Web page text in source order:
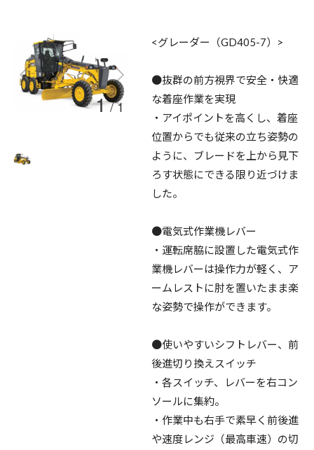
1/1
<グレーダー（GD405-7）>
●抜群の前方視界で安全・快適
な着座作業を実現
・アイポイントを高くし、着座
位置からでも従来の立ち姿勢の
ように、ブレードを上から見下
ろす状態にできる限り近づけま
した。
●電気式作業機レバー
・運転席脇に設置した電気式作
業機レバーは操作力が軽く、ア
ームレストに肘を置いたまま楽
な姿勢で操作ができます。
●使いやすいシフトレバー、前
後進切り換えスイッチ
・各スイッチ、レバーを右コン
ソールに集約。
・作業中も右手で素早く前後進
や速度レンジ（最高車速）の切